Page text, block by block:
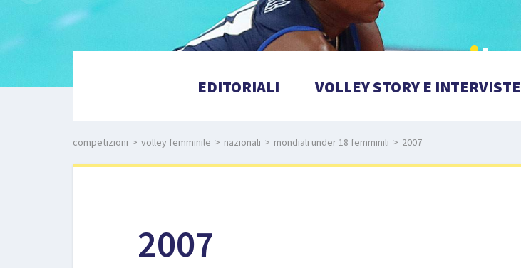
EDITORIALI VOLLEY STORY E INTERVISTE
competizioni > volley femminile > nazionali > mondiali under 18 femminili > 2007
2007